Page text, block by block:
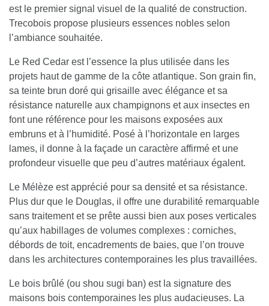
est le premier signal visuel de la qualité de construction.
Trecobois propose plusieurs essences nobles selon
l’ambiance souhaitée.
Le Red Cedar est l’essence la plus utilisée dans les
projets haut de gamme de la côte atlantique. Son grain fin,
sa teinte brun doré qui grisaille avec élégance et sa
résistance naturelle aux champignons et aux insectes en
font une référence pour les maisons exposées aux
embruns et à l’humidité. Posé à l’horizontale en larges
lames, il donne à la façade un caractère affirmé et une
profondeur visuelle que peu d’autres matériaux égalent.
Le Mélèze est apprécié pour sa densité et sa résistance.
Plus dur que le Douglas, il offre une durabilité remarquable
sans traitement et se prête aussi bien aux poses verticales
qu’aux habillages de volumes complexes : corniches,
débords de toit, encadrements de baies, que l’on trouve
dans les architectures contemporaines les plus travaillées.
Le bois brûlé (ou shou sugi ban) est la signature des
maisons bois contemporaines les plus audacieuses. La